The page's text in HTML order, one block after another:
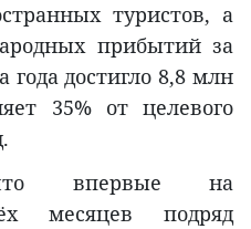
туристов, а
прибытий за
достигло 8,8 млн
35% от целевого
что впервые на
месяцев подряд